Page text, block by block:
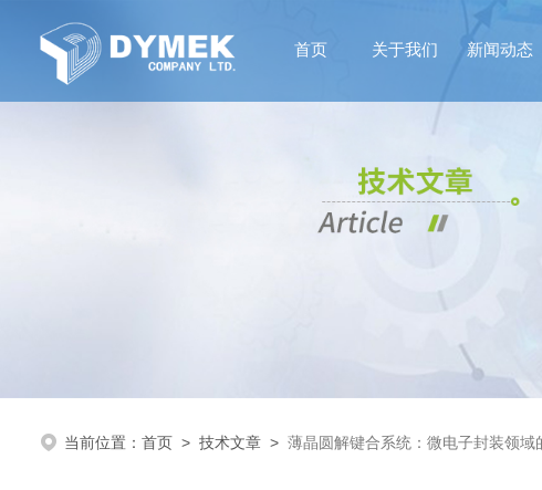
首页 关于我们 新闻动态
当前位置： 首页> 技术文章> 薄晶圆解键合系统：微电子封装领域